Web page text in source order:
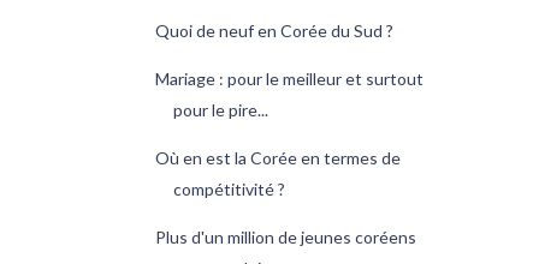
Quoi de neuf en Corée du Sud ?
Mariage : pour le meilleur et surtout
pour le pire...
Où en est la Corée en termes de
compétitivité ?
Plus d'un million de jeunes coréens